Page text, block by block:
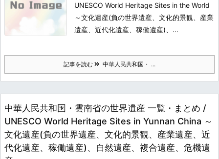
UNESCO World Heritage Sites in the World
～文化遺産(負の世界遺産、文化的景観、産業
遺産、近代化遺産、稼働遺産)、...
記事を読む 中華人民共和国・ ...
中華人民共和国・雲南省の世界遺産 一覧・まとめ /
UNESCO World Heritage Sites in Yunnan China ～
文化遺産(負の世界遺産、文化的景観、産業遺産、近
代化遺産、稼働遺産)、自然遺産、複合遺産、危機遺